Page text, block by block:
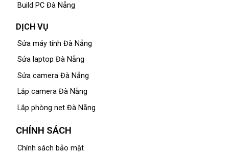
Build PC Đà Nẵng
DỊCH VỤ
Sửa máy tính Đà Nẵng
Sửa laptop Đà Nẵng
Sửa camera Đà Nẵng
Lắp camera Đà Nẵng
Lắp phòng net Đà Nẵng
CHÍNH SÁCH
Chính sách bảo mật